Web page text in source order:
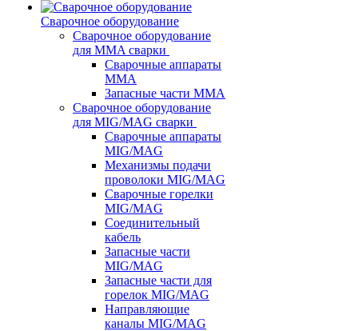
Сварочное оборудование
Сварочное оборудование
для MMA сварки
Сварочные аппараты
MMA
Запасные части MMA
Сварочное оборудование
для MIG/MAG сварки
Сварочные аппараты
MIG/MAG
Механизмы подачи
проволоки MIG/MAG
Сварочные горелки
MIG/MAG
Соединительный
кабель
Запасные части
MIG/MAG
Запасные части для
горелок MIG/MAG
Направляющие
каналы MIG/MAG